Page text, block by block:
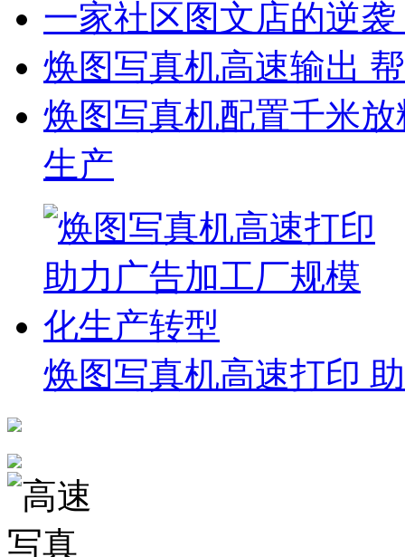
一家社区图文店的逆
焕图写真机高速输出
焕图写真机配置千米
生产
焕图写真机高速打印